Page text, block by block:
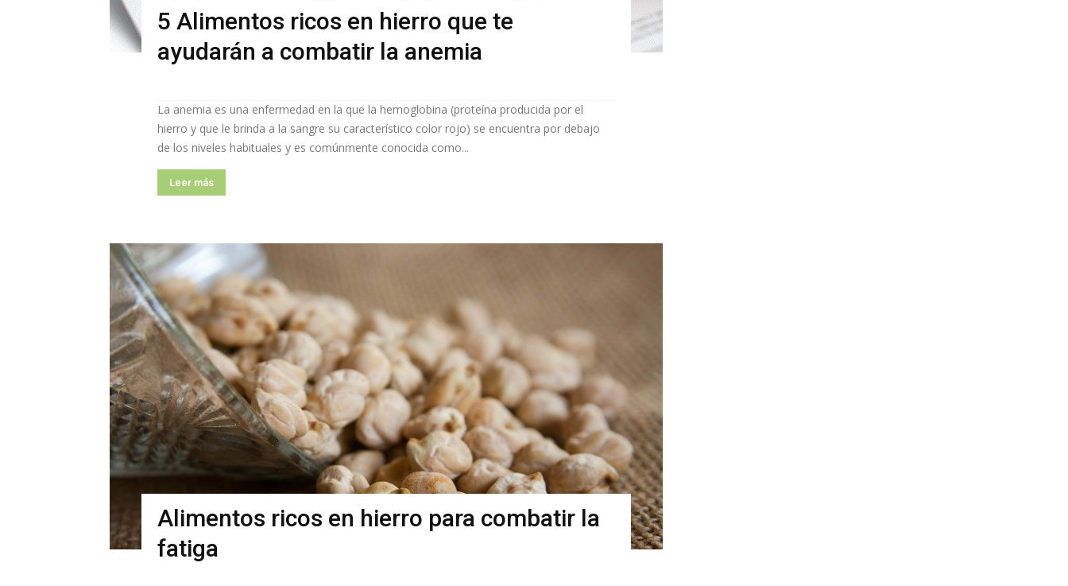
5 Alimentos ricos en hierro que te
ayudarán a combatir la anemia
La anemia es una enfermedad en la que la hemoglobina (proteína producida por el
hierro y que le brinda a la sangre su característico color rojo) se encuentra por debajo
de los niveles habituales y es comúnmente conocida como...
Leer más
Alimentos ricos en hierro para combatir la
fatiga